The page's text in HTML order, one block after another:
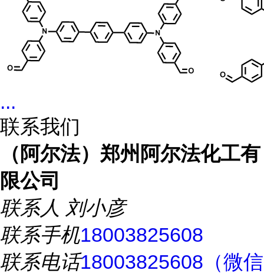
...
联系我们
（阿尔法）郑州阿尔法化工有
限公司
联系人 刘小彦
联系手机18003825608
联系电话18003825608（微信